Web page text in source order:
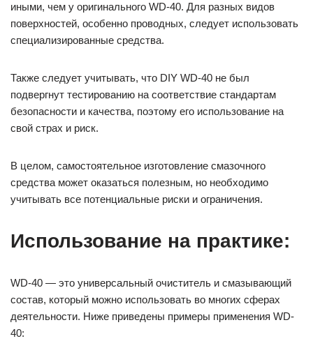
иными, чем у оригинального WD-40. Для разных видов
поверхностей, особенно проводных, следует использовать
специализированные средства.
Также следует учитывать, что DIY WD-40 не был
подвергнут тестированию на соответствие стандартам
безопасности и качества, поэтому его использование на
свой страх и риск.
В целом, самостоятельное изготовление смазочного
средства может оказаться полезным, но необходимо
учитывать все потенциальные риски и ограничения.
Использование на практике:
WD-40 — это универсальный очиститель и смазывающий
состав, который можно использовать во многих сферах
деятельности. Ниже приведены примеры применения WD-
40: